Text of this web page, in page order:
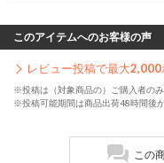
このアイテムへのお客様の声
レビュー投稿で最大2,000
※投稿は（対象商品の）ご購入者の
※投稿可能期間は商品出荷48時間後
この